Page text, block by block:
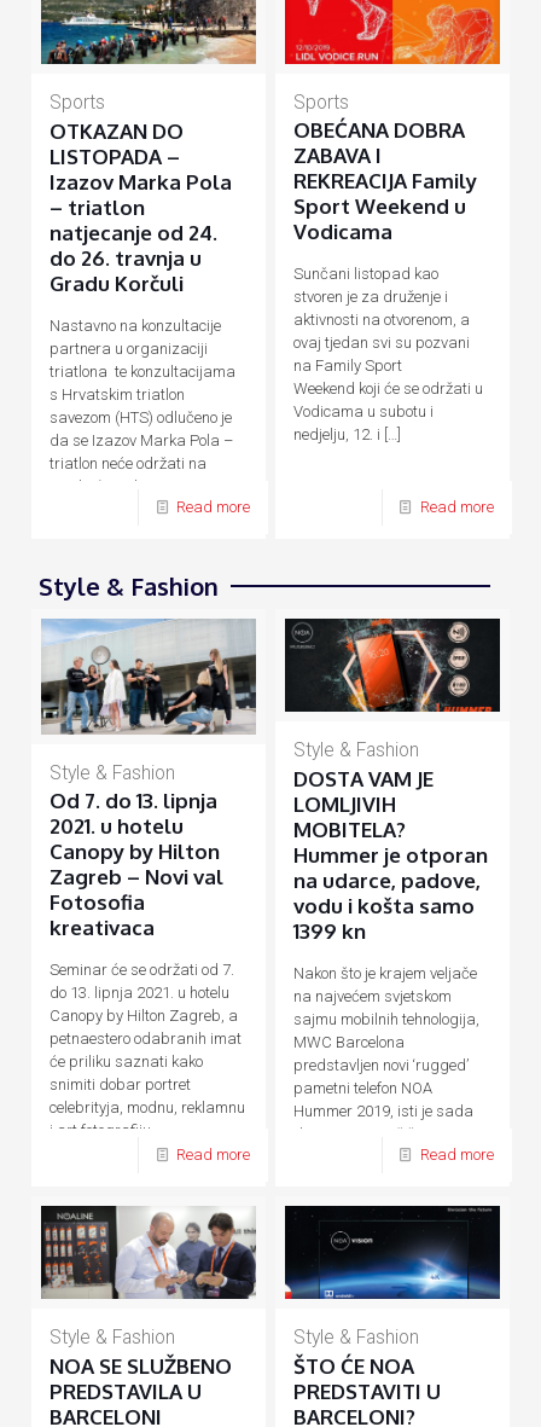
Sports
OTKAZAN DO
LISTOPADA –
Izazov Marka Pola
– triatlon
natjecanje od 24.
do 26. travnja u
Gradu Korčuli
Nastavno na konzultacije
partnera u organizaciji
triatlona te konzultacijama
s Hrvatskim triatlon
savezom (HTS) odlučeno je
da se Izazov Marka Pola –
triatlon neće održati na
predviđene datume, 24. – 26.
Read more
Sports
OBEĆANA DOBRA
ZABAVA I
REKREACIJA Family
Sport Weekend u
Vodicama
Sunčani listopad kao
stvoren je za druženje i
aktivnosti na otvorenom, a
ovaj tjedan svi su pozvani
na Family Sport
Weekend koji će se održati u
Vodicama u subotu i
nedjelju, 12. i
Read more
Style & Fashion
Style & Fashion
Od 7. do 13. lipnja
2021. u hotelu
Canopy by Hilton
Zagreb – Novi val
Fotosofia
kreativaca
Seminar će se održati od 7.
do 13. lipnja 2021. u hotelu
Canopy by Hilton Zagreb, a
petnaestero odabranih imat
će priliku saznati kako
snimiti dobar portret
celebrityja, modnu, reklamnu
i art fotografiju.
Read more
Style & Fashion
DOSTA VAM JE
LOMLJIVIH
MOBITELA?
Hummer je otporan
na udarce, padove,
vodu i košta samo
1399 kn
Nakon što je krajem veljače
na najvećem svjetskom
sajmu mobilnih tehnologija,
MWC Barcelona
predstavljen novi ‘rugged’
pametni telefon NOA
Hummer 2019, isti je sada
dostupan na tržištu. Za sve
Read more
Style & Fashion
NOA SE SLUŽBENO
PREDSTAVILA U
BARCELONI
Style & Fashion
ŠTO ĆE NOA
PREDSTAVITI U
BARCELONI?